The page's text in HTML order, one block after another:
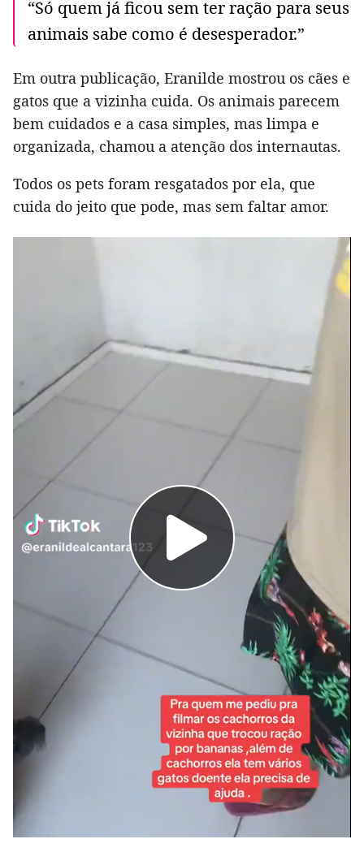
“Só quem já ficou sem ter ração para seus
animais sabe como é desesperador.”
Em outra publicação, Eranilde mostrou os cães e
gatos que a vizinha cuida. Os animais parecem
bem cuidados e a casa simples, mas limpa e
organizada, chamou a atenção dos internautas.
Todos os pets foram resgatados por ela, que
cuida do jeito que pode, mas sem faltar amor.